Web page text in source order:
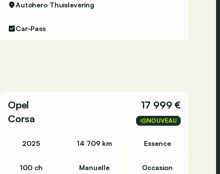
Autohero Thuislevering
Car-Pass
Opel
Corsa
17 999 €
NOUVEAU
2025 14 709 km Essence
100 ch Manuelle Occasion